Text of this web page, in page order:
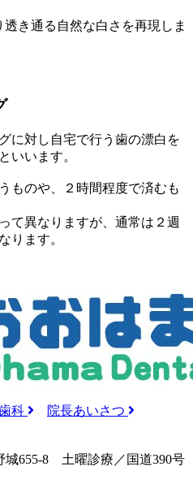
き通る自然な白さを再現しま
に対し自宅で行う歯の漂白を
といいます。
ものや、２時間程度で済むも
て異なりますが、 通常は２週
なります。
科
院長あいさつ
城655-8 土曜診療／国道390号